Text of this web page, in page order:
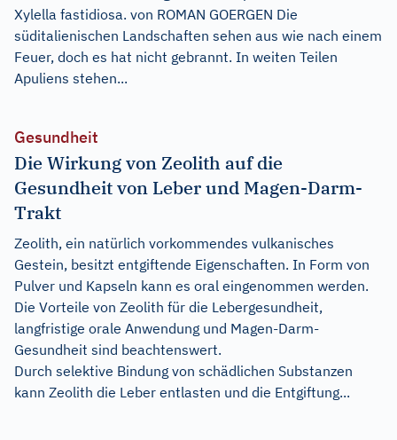
Xylella fastidiosa. von ROMAN GOERGEN Die
süditalienischen Landschaften sehen aus wie nach einem
Feuer, doch es hat nicht gebrannt. In weiten Teilen
Apuliens stehen...
Gesundheit
Die Wirkung von Zeolith auf die
Gesundheit von Leber und Magen-Darm-
Trakt
Zeolith, ein natürlich vorkommendes vulkanisches
Gestein, besitzt entgiftende Eigenschaften. In Form von
Pulver und Kapseln kann es oral eingenommen werden.
Die Vorteile von Zeolith für die Lebergesundheit,
langfristige orale Anwendung und Magen-Darm-
Gesundheit sind beachtenswert.
Durch selektive Bindung von schädlichen Substanzen
kann Zeolith die Leber entlasten und die Entgiftung...